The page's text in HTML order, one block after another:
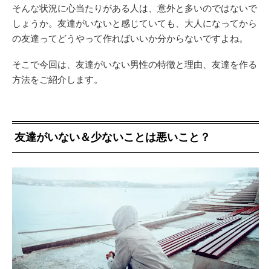
そんな状況に心当たりがある人は、意外と多いのではないで
しょうか。友達がいないと感じていても、大人になってから
の友達ってどうやって作ればいいか分からないですよね。
そこで今回は、友達がいない男性の特徴と理由、友達を作る
方法をご紹介します。
友達がいない＆少ないことは悪いこと？